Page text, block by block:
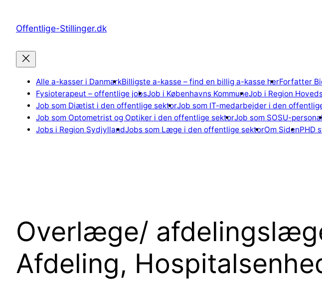
indholdOffentlige-Stillinger.dk
Alle a-kasser i DanmarkBilligste a-kasse – find en billig a-kasse herForfatter
Fysioterapeut – offentlige jobsJob i Københavns KommuneJob i Region
Job som Diætist i den offentlige sektorJob som IT-medarbejder i den
Job som Optometrist og Optiker i den offentlige sektorJob som SOSU-
Jobs i Region SydjyllandJobs som Læge i den offentlige sektorOm SidenPHD
Overlæge/
Afdeling,